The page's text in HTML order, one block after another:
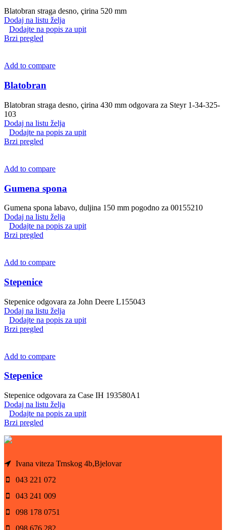
Blatobran straga desno, çirina 520 mm
Dodaj na listu želja
Dodajte na popis za upit
Brzi pregled
Add to compare
Blatobran
Blatobran straga desno, çirina 430 mm odgovara za Steyr 1-34-325-
103
Dodaj na listu želja
Dodajte na popis za upit
Brzi pregled
Add to compare
Gumena spona
Gumena spona labavo, duljina 150 mm pogodno za 00155210
Dodaj na listu želja
Dodajte na popis za upit
Brzi pregled
Add to compare
Stepenice
Stepenice odgovara za John Deere L155043
Dodaj na listu želja
Dodajte na popis za upit
Brzi pregled
Add to compare
Stepenice
Stepenice odgovara za Case IH 193580A1
Dodaj na listu želja
Dodajte na popis za upit
Brzi pregled
Ivana viteza Trnskog 4b,Bjelovar
043 221 072
043 241 009
098 178 0751